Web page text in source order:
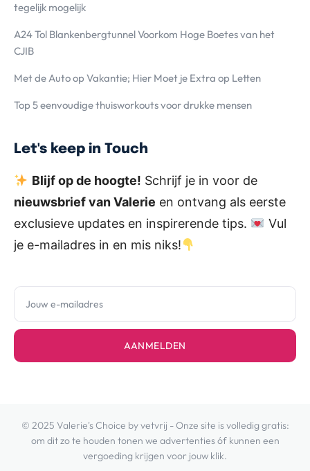
tegelijk mogelijk
A24 Tol Blankenbergtunnel Voorkom Hoge Boetes van het
CJIB
Met de Auto op Vakantie; Hier Moet je Extra op Letten
Top 5 eenvoudige thuisworkouts voor drukke mensen
Let's keep in Touch
Blijf op de hoogte! Schrijf je in voor de
nieuwsbrief van Valerie en ontvang als eerste
exclusieve updates en inspirerende tips.
Vul
je e-mailadres in en mis niks!
AANMELDEN
© 2025 Valerie's Choice by vetvrij - Onze site is volledig gratis:
om dit zo te houden tonen we advertenties óf kunnen een
vergoeding krijgen voor jouw klik.